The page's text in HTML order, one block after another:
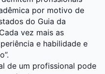
por motivo de
do Guia da
vez mais as
e habilidade e
de um profissional pode